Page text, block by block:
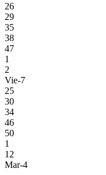
26
29
35
38
47
1
2
Vie-7
25
30
34
46
50
1
12
Mar-4